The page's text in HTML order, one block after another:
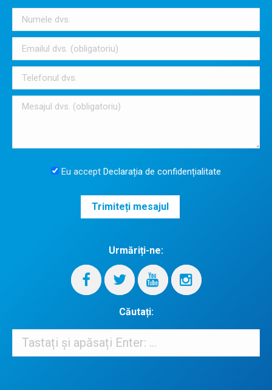
Eu accept Declarația de confidențialitate
Urmăriți-ne:
Căutați:
Căutați: